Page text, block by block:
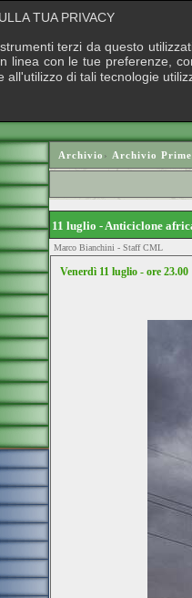
Archivio › Archivio
11 luglio - Anticiclone
Marco Bianchini - Staff CML
Venerdì 11 luglio - ore 23.00
TUA PRIVACY
terzi da questo
linea con le tue preferenze,
all'utilizzo di tali tecnologie